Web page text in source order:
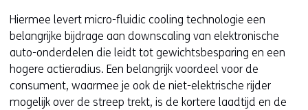
Hiermee levert micro-fluidic cooling technologie een
belangrijke bijdrage aan downscaling van elektronische
auto-onderdelen die leidt tot gewichtsbesparing en een
hogere actieradius. Een belangrijk voordeel voor de
consument, waarmee je ook de niet-elektrische rijder
mogelijk over de streep trekt, is de kortere laadtijd en de